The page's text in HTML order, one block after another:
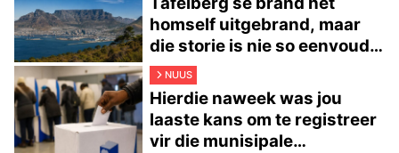
homself uitgebrand, maar
die storie is nie so eenvoudig
nieNUUS
Hierdie naweek was jou
laaste kans om te registreer
vir die munisipale